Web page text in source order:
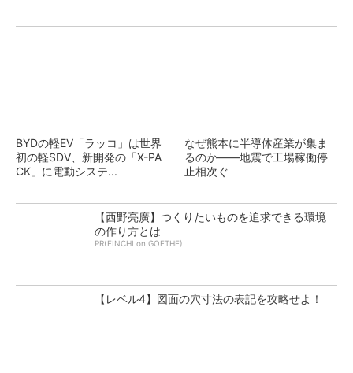
BYDの軽EV「ラッコ」は世界
初の軽SDV、新開発の「X-PA
CK」に電動システ...
なぜ熊本に半導体産業が集ま
るのか――地震で工場稼働停
止相次ぐ
【西野亮廣】つくりたいものを追求できる環境
の作り方とは
PR(FINCHI on GOETHE)
【レベル4】図面の穴寸法の表記を攻略せよ！